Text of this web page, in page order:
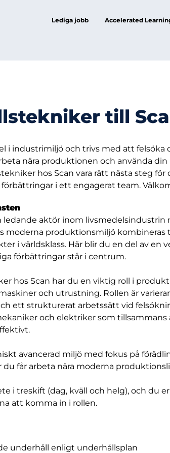
Lediga jobb Accelerated
till
i industrimiljö och trivs med att felsöka
nära produktionen och använda
hos Scan vara rätt nästa steg för
i ett engagerat team.
ledande aktör inom
moderna produktionsmiljö
i världsklass. Här blir du en del av en
förbättringar står i centrum.
hos Scan har du en viktig roll i
och utrustning. Rollen är
ett strukturerat arbetssätt vid
och elektriker som
avancerad miljö med fokus på
du får arbeta nära moderna
i treskift (dag, kväll och helg), och du
att komma in i rollen.
underhåll enligt underhållsplan